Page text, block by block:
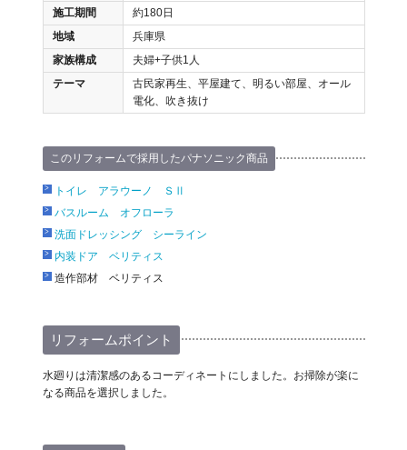
施工期間
約180日
地域
兵庫県
家族構成
夫婦+子供1人
テーマ
古民家再生、平屋建て、明るい部屋、オール
電化、吹き抜け
このリフォームで採用したパナソニック商品
トイレ アラウーノ ＳⅡ
バスルーム オフローラ
洗面ドレッシング シーライン
内装ドア ベリティス
造作部材 ベリティス
リフォームポイント
水廻りは清潔感のあるコーディネートにしました。お掃除が楽に
なる商品を選択しました。